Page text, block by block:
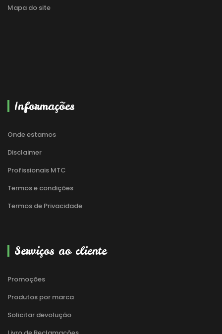
Mapa do site
Informações
Onde estamos
Disclaimer
Profissionais MTC
Termos e condições
Termos de Privacidade
Serviços ao cliente
Promoções
Produtos por marca
Solicitar devolução